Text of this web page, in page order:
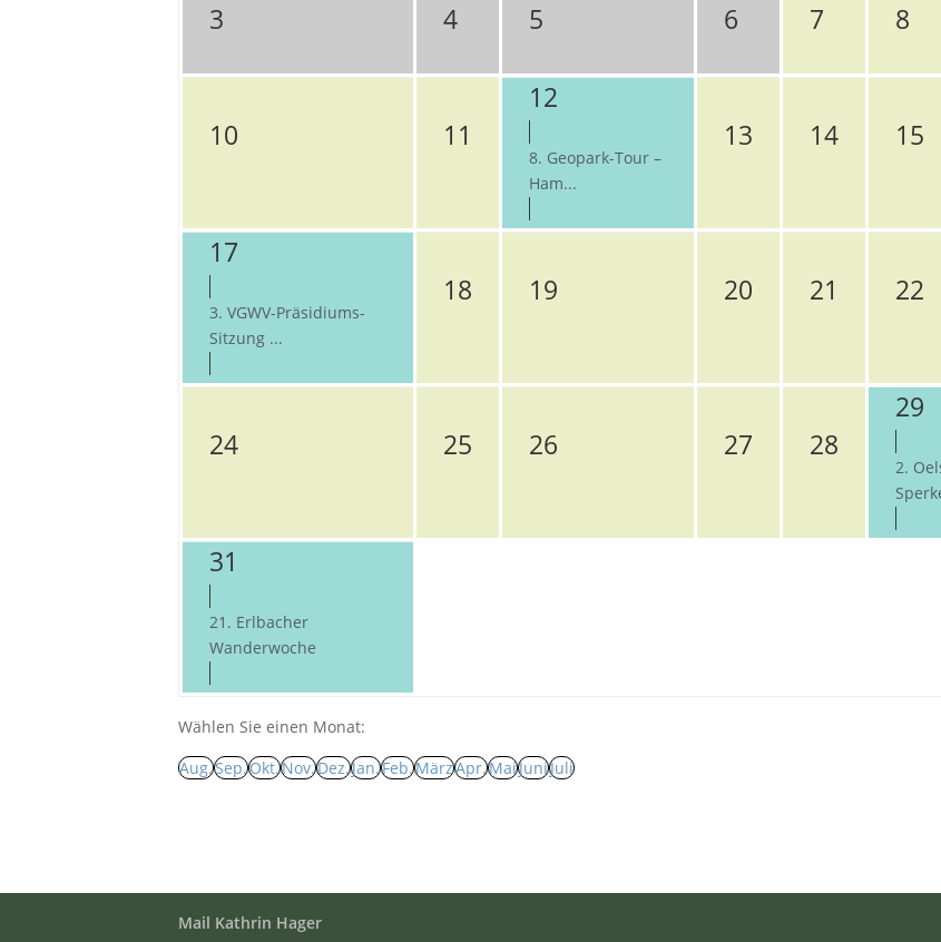
3 4 5 6 7 8
10 11
12
8. Geopark-Tour –
Ham...
13 14 15
17
3. VGWV-Präsidiums-
Sitzung ...
18 19 20 21 22
24 25 26 27 28
29
2.
31
21. Erlbacher
Wanderwoche
Wählen Sie einen Monat:
Aug.Sep.Okt.Nov.Dez.Jan.Feb.MärzApr.MaiJuniJuli
Mail Kathrin Hager